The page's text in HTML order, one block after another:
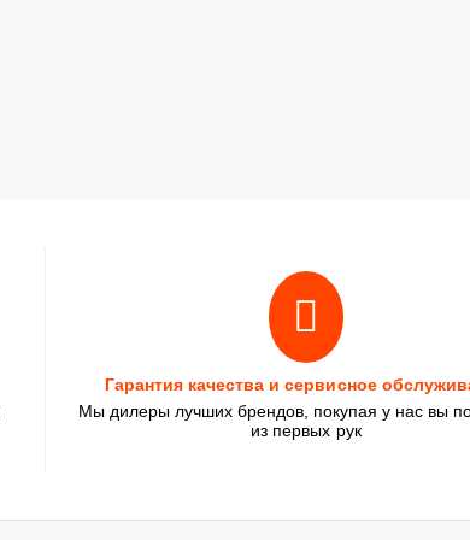
Гарантия качества и сервисное
Мы дилеры лучших брендов, покупая у нас вы
из первых рук